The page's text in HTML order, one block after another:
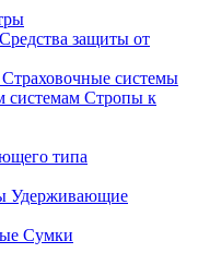
Средства защиты от
Страховочные системы
Стропы к
типа
Удерживающие
Сумки